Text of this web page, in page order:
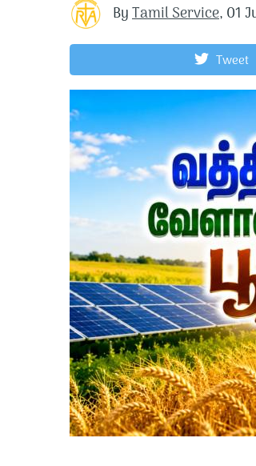
ByTamil Service, 01
Tweet